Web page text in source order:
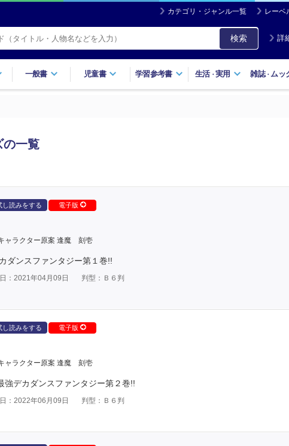
カテゴリ・ジャンル一覧 レーベ
検索 詳
一般書 児童書 学習参考書 生活・実用 雑誌・ ムッ
一覧
し読みをする 電子版
ャラクター原案 逢魔 刻壱
ダンスファンタジー第１巻!!
：2021年04月09日 判型：Ｂ６判
し読みをする 電子版
ャラクター原案 逢魔 刻壱
デカダンスファンタジー第２巻!!
：2022年06月09日 判型：Ｂ６判